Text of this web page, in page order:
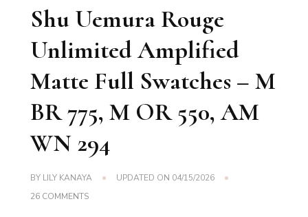
Shu Uemura Rouge
Unlimited Amplified
Matte Full Swatches – M
BR 775, M OR 550, AM
WN 294
BY LILY KANAYA UPDATED ON 04/15/2026
26 COMMENTSON